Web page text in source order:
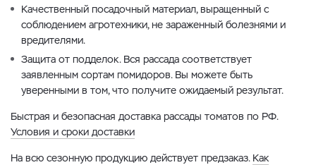
Качественный посадочный материал, выращенный с
соблюдением агротехники, не зараженный болезнями и
вредителями.
Защита от подделок. Вся рассада соответствует
заявленным сортам помидоров. Вы можете быть
уверенными в том, что получите ожидаемый результат.
Быстрая и безопасная доставка рассады томатов по РФ.
Условия и сроки доставки
На всю сезонную продукцию действует предзаказ. Как